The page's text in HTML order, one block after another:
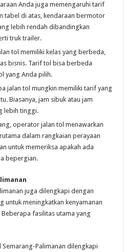
Anda juga memengaruhi tarif
tabel di atas, kendaraan bermotor
lebih rendah dibandingkan
truk trailer.
tol memiliki kelas yang berbeda,
bisnis. Tarif tol bisa berbeda
yang Anda pilih.
jalan tol mungkin memiliki tarif yang
Biasanya, jam sibuk atau jam
lebih tinggi.
operator jalan tol menawarkan
dalam rangkaian perayaan
untuk memeriksa apakah ada
bepergian.
juga dilengkapi dengan
untuk meningkatkan kenyamanan
fasilitas utama yang
Semarang-Palimanan dilengkapi